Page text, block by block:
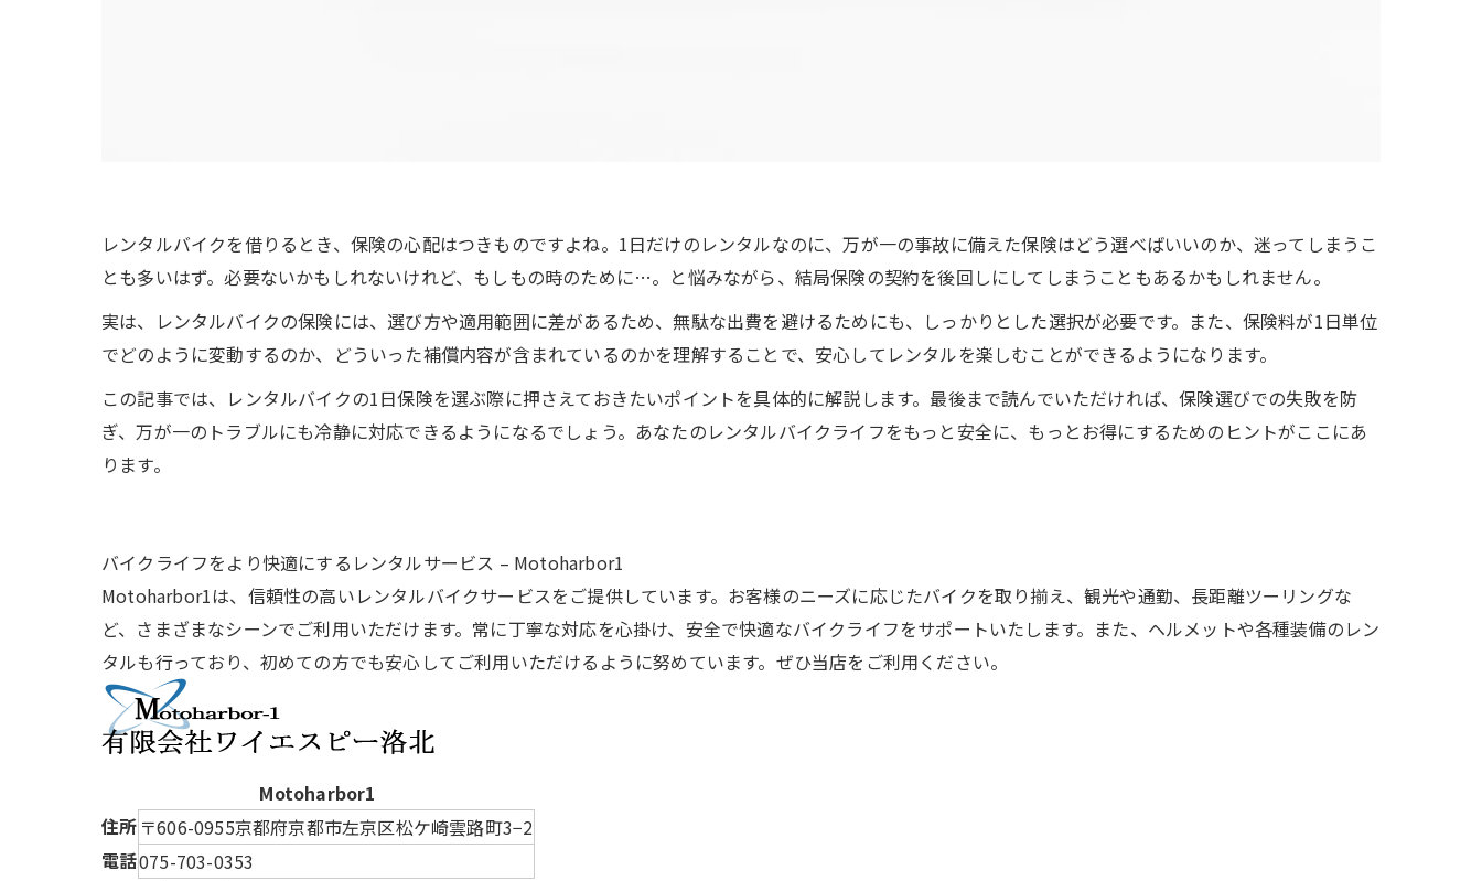
レンタルバイクを借りるとき、保険の心配はつきものですよね。1日だけのレンタルなのに、万が一の事故に備えた保険はどう選べばいいのか、迷ってしまうこ
とも多いはず。必要ないかもしれないけれど、もしもの時のために…。と悩みながら、結局保険の契約を後回しにしてしまうこともあるかもしれません。
実は、レンタルバイクの保険には、選び方や適用範囲に差があるため、無駄な出費を避けるためにも、しっかりとした選択が必要です。また、保険料が1日単位
でどのように変動するのか、どういった補償内容が含まれているのかを理解することで、安心してレンタルを楽しむことができるようになります。
この記事では、レンタルバイクの1日保険を選ぶ際に押さえておきたいポイントを具体的に解説します。最後まで読んでいただければ、保険選びでの失敗を防
ぎ、万が一のトラブルにも冷静に対応できるようになるでしょう。あなたのレンタルバイクライフをもっと安全に、もっとお得にするためのヒントがここにあ
ります。
バイクライフをより快適にするレンタルサービス – Motoharbor1
Motoharbor1は、信頼性の高いレンタルバイクサービスをご提供しています。お客様のニーズに応じたバイクを取り揃え、観光や通勤、長距離ツーリングな
ど、さまざまなシーンでご利用いただけます。常に丁寧な対応を心掛け、安全で快適なバイクライフをサポートいたします。また、ヘルメットや各種装備のレン
タルも行っており、初めての方でも安心してご利用いただけるように努めています。ぜひ当店をご利用ください。
Motoharbor1
住所 〒606-0955京都府京都市左京区松ケ崎雲路町3−2
電話075-703-0353